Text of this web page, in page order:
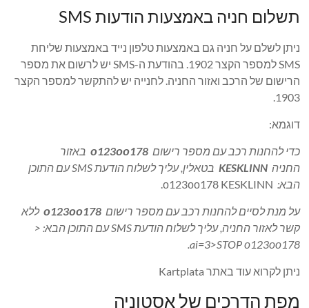
תשלום חניה באמצעות הודעות SMS
ניתן לשלם על חניה גם באמצעות טלפון נייד באמצעות שליחת
SMS למספר הקצר 1902. בהודעת ה-SMS יש לרשום את מספר
הרישום של הרכב ואזור החניה. לחנייה יש להתקשר למספר הקצר
1903.
דוגמא:
כדי להחנות רכב עם מספר רישוםо123оо178 באזור
החניהKESKLINN
בטאלין, עליך לשלוח הודעת SMS עם התוכן
הבא:
על מנת לסיים להחנות רכב עם מספר רישוםо123оо178 ללא
קשר לאזור החניה, עליך לשלוח הודעת SMS עם התוכן הבא: <
ai=3>STOP о123оо178.
ניתן לקרוא עוד באתר Kartplata
מפת הדרכים של אסטוניה